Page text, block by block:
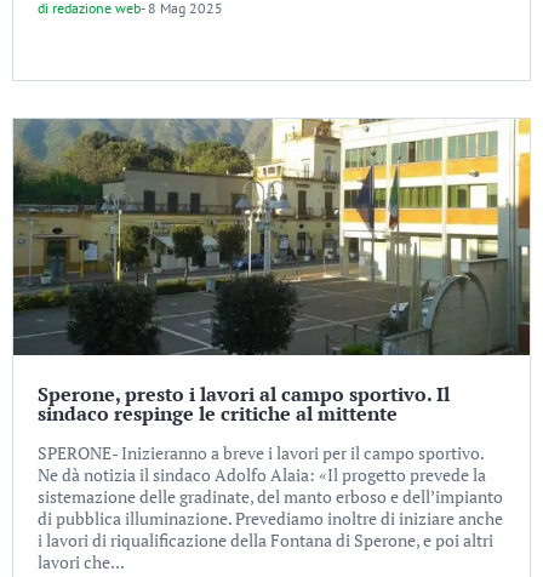
di redazione web- 8 Mag 2025
Sperone, presto i lavori al campo sportivo. Il
sindaco respinge le critiche al mittente
SPERONE- Inizieranno a breve i lavori per il campo sportivo.
Ne dà notizia il sindaco Adolfo Alaia: «Il progetto prevede la
sistemazione delle gradinate, del manto erboso e dell’impianto
di pubblica illuminazione. Prevediamo inoltre di iniziare anche
i lavori di riqualificazione della Fontana di Sperone, e poi altri
lavori che...